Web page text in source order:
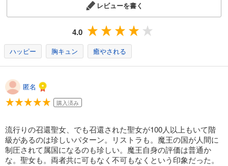
レビューを書く
4.0
ハッピー 胸キュン 癒やされる
匿名
購入済み
流行りの召還聖女、でも召還された聖女が100人以上もいて階
級があるのは珍しいパターン。リストラも。魔王の国が人間に
制圧されて属国になるのも珍しい。魔王自身の評価は普通か
な。聖女も。両者共に可もなく不可もなくという印象だった。